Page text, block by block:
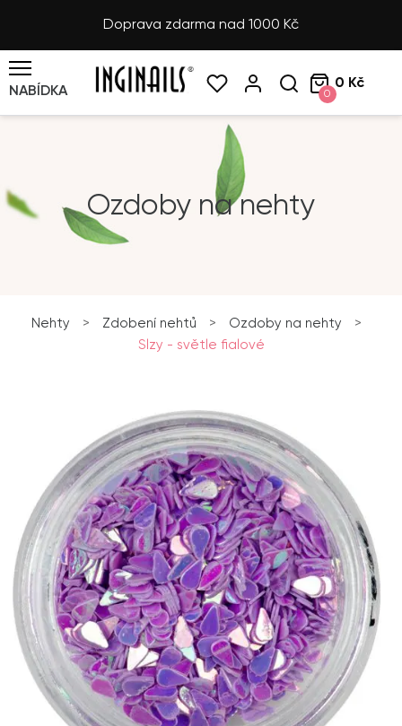
Doprava zdarma nad 1000 Kč
NABÍDKA 0
0 Kč
Ozdoby na nehty
Nehty > Zdobení nehtů > Ozdoby na nehty
>
Slzy - světle fialové